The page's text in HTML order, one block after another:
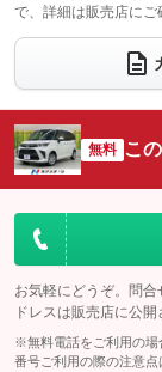
ウォークスルー
：装備なし
電動リアゲート
：装備なし
サイドカメラ
：装備あり
：装備なし
で、詳細は販売店にご
無料 こ
お気軽にどうぞ。問
ドレスは販売店に公開
※無料電話をご利用の場
番号ご利用の際の注意点